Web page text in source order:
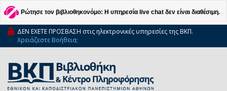
Ρώτησε τον βιβλιοθηκονόμο: Η υπηρεσία live chat δεν είναι διαθέσιμη.
ΔΕΝ ΕΧΕΤΕ ΠΡΟΣΒΑΣΗ στις ηλεκτρονικές υπηρεσίες της ΒΚΠ.
Χρειάζεστε Βοήθεια;